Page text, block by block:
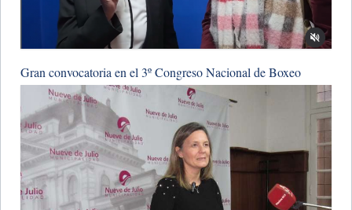
Gran convocatoria en el 3º Congreso Nacional de Boxeo